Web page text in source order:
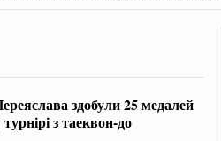
здобули 25 медалей
з таеквон-до